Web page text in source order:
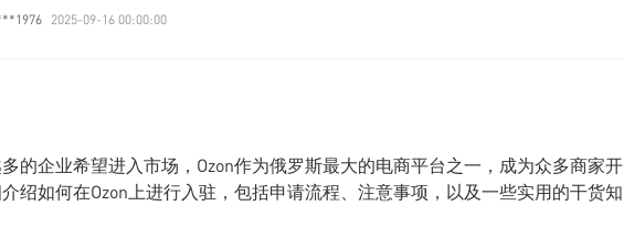
2025-09-16 00:00:00
的企业希望进入市场，Ozon作为俄罗斯最大的电商平台之一，成为众多商家开
绍如何在Ozon上进行入驻，包括申请流程、注意事项，以及一些实用的干货知